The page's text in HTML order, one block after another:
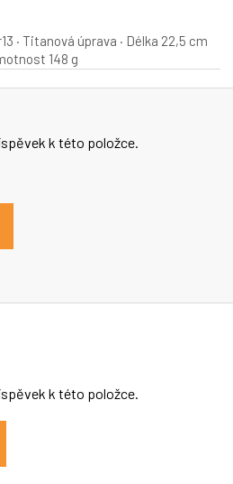
· Titanová úprava · Délka 22,5 cm
148 g
k této položce.
k této položce.